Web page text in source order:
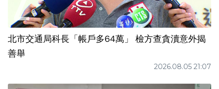
北市交通局科長「帳戶多64萬」 檢方查貪瀆意外揭
善舉
2026.08.05 21:07